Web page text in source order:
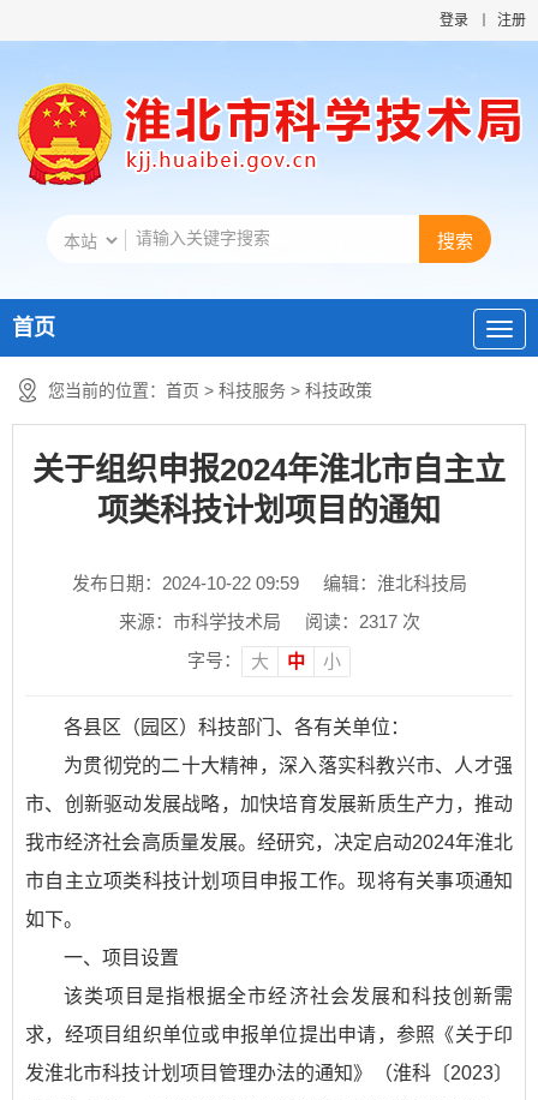
登录 注册
首页
您当前的位置： 首页 > 科技服务 > 科技政策
关于组织申报2024年淮北市自主立
项类科技计划项目的通知
发布日期：2024-10-22 09:59
编辑：淮北科技局
来源：市科学技术局
阅读： 2317次
字号：
大 中 小
各县区（园区）科技部门、各有关单位：
为贯彻党的二十大精神，深入落实科教兴市、人才强
市、创新驱动发展战略，加快培育发展新质生产力，推动
我市经济社会高质量发展。经研究，决定启动2024年淮北
市自主立项类科技计划项目申报工作。现将有关事项通知
如下。
一、项目设置
该类项目是指根据全市经济社会发展和科技创新需
求，经项目组织单位或申报单位提出申请，参照《关于印
发淮北市科技计划项目管理办法的通知》（淮科〔2023〕